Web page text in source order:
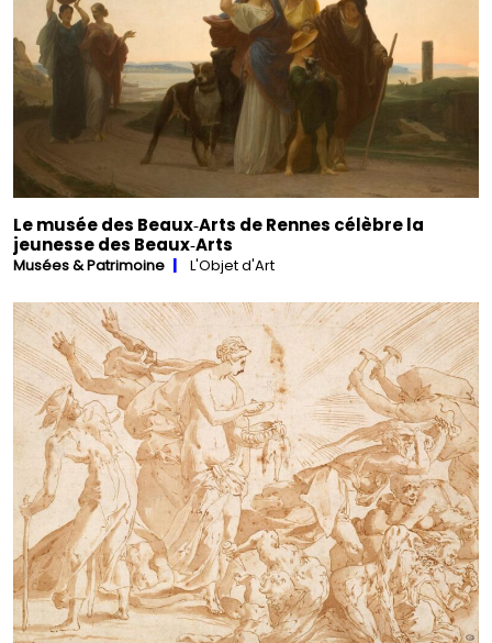
Le musée des Beaux‑Arts de Rennes célèbre la
jeunesse des Beaux‑Arts
Musées & Patrimoine L'Objet d'Art